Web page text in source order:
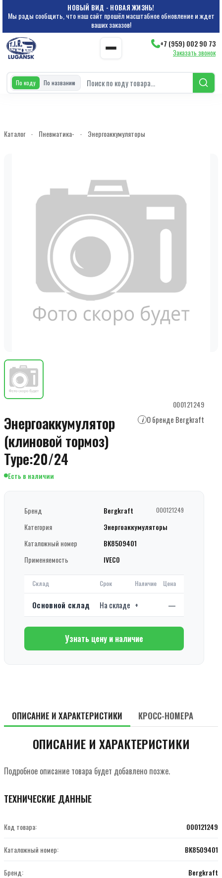
НОВЫЙ ВИД - НОВАЯ ЖИЗНЬ!
Мы рады сообщить, что наш сайт прошёл масштабное обновление и ждет
ваших заказов!
+7 (959) 002 90 73
Заказать звонок
По коду По названию
Каталог - Пневматика- - Энергоаккумуляторы
000121249
Энергоаккумулятор
(клиновой тормоз)
Type:20/24
i О бренде Bergkraft
Есть в наличии
Бренд Bergkraft 000121249
Категория
Энергоаккумуляторы
Каталожный номер
BK8509401
Применяемость
IVECO
Склад Срок Наличие Цена
Основной склад На складе + —
Узнать цену и наличие
ОПИСАНИЕ И ХАРАКТЕРИСТИКИ КРОСС-НОМЕРА
ОПИСАНИЕ И ХАРАКТЕРИСТИКИ
Подробное описание товара будет добавлено позже.
ТЕХНИЧЕСКИЕ ДАННЫЕ
Код товара: 000121249
Каталожный номер: BK8509401
Бренд: Bergkraft